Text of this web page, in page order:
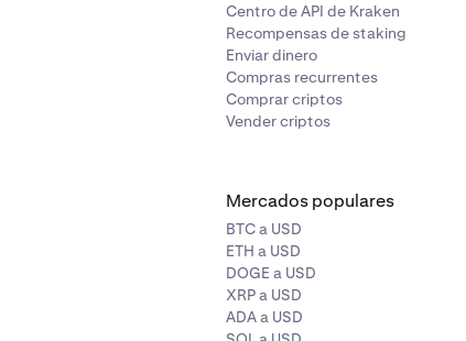
Centro de API de Kraken
Recompensas de staking
Enviar dinero
Compras recurrentes
Comprar criptos
Vender criptos
Mercados populares
BTC a USD
ETH a USD
DOGE a USD
XRP a USD
ADA a USD